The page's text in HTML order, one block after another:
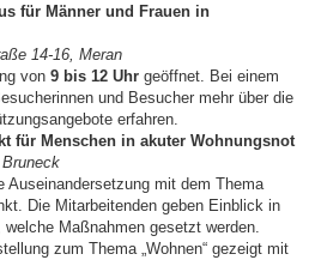
für Männer und Frauen in
14-16, Meran
von 9 bis 12 Uhr geöffnet. Bei einem
und Besucher mehr über die
erfahren.
für Menschen in akuter Wohnungsnot
Auseinandersetzung mit dem Thema
Die Mitarbeitenden geben Einblick in
Maßnahmen gesetzt werden.
zum Thema „Wohnen“ gezeigt mit